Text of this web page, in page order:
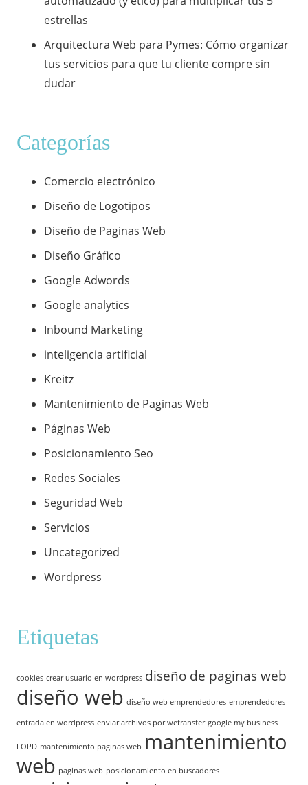
estrellas
​Arquitectura Web para Pymes: Cómo organizar
tus servicios para que tu cliente compre sin
dudar
Categorías
Comercio electrónico
Diseño de Logotipos
Diseño de Paginas Web
Diseño Gráfico
Google Adwords
Google analytics
Inbound Marketing
inteligencia artificial
Kreitz
Mantenimiento de Paginas Web
Páginas Web
Posicionamiento Seo
Redes Sociales
Seguridad Web
Servicios
Uncategorized
Wordpress
Etiquetas
cookies crear usuario en wordpress diseño de paginas web
diseño web diseño web emprendedores emprendedores
entrada en wordpress enviar archivos por wetransfer google my business
LOPD mantenimiento paginas web mantenimiento
web paginas web posicionamiento en buscadores